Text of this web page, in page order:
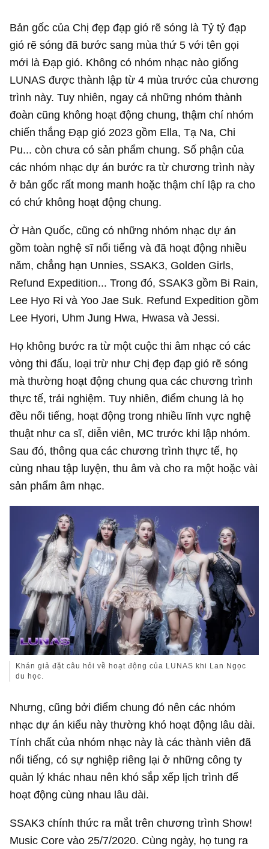
Bản gốc của Chị đẹp đạp gió rẽ sóng là Tỷ tỷ đạp
gió rẽ sóng đã bước sang mùa thứ 5 với tên gọi
mới là Đạp gió. Không có nhóm nhạc nào giống
LUNAS được thành lập từ 4 mùa trước của chương
trình này. Tuy nhiên, ngay cả những nhóm thành
đoàn cũng không hoạt động chung, thậm chí nhóm
chiến thắng Đạp gió 2023 gồm Ella, Tạ Na, Chi
Pu... còn chưa có sản phẩm chung. Số phận của
các nhóm nhạc dự án bước ra từ chương trình này
ở bản gốc rất mong manh hoặc thậm chí lập ra cho
có chứ không hoạt động chung.
Ở Hàn Quốc, cũng có những nhóm nhạc dự án
gồm toàn nghệ sĩ nổi tiếng và đã hoạt động nhiều
năm, chẳng hạn Unnies, SSAK3, Golden Girls,
Refund Expedition... Trong đó, SSAK3 gồm Bi Rain,
Lee Hyo Ri và Yoo Jae Suk. Refund Expedition gồm
Lee Hyori, Uhm Jung Hwa, Hwasa và Jessi.
Họ không bước ra từ một cuộc thi âm nhạc có các
vòng thi đấu, loại trừ như Chị đẹp đạp gió rẽ sóng
mà thường hoạt động chung qua các chương trình
thực tế, trải nghiệm. Tuy nhiên, điểm chung là họ
đều nổi tiếng, hoạt động trong nhiều lĩnh vực nghệ
thuật như ca sĩ, diễn viên, MC trước khi lập nhóm.
Sau đó, thông qua các chương trình thực tế, họ
cùng nhau tập luyện, thu âm và cho ra một hoặc vài
sản phẩm âm nhạc.
Khán giả đặt câu hỏi về hoạt động của LUNAS khi Lan Ngọc
du học.
Nhưng, cũng bởi điểm chung đó nên các nhóm
nhạc dự án kiểu này thường khó hoạt động lâu dài.
Tính chất của nhóm nhạc này là các thành viên đã
nổi tiếng, có sự nghiệp riêng lại ở những công ty
quản lý khác nhau nên khó sắp xếp lịch trình để
hoạt động cùng nhau lâu dài.
SSAK3 chính thức ra mắt trên chương trình Show!
Music Core vào 25/7/2020. Cùng ngày, họ tung ra